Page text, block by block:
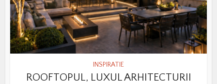
INSPIRATIE
ROOFTOPUL, LUXUL ARHITECTURII